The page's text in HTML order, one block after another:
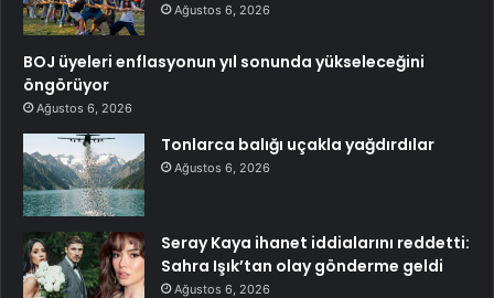
Ağustos 6, 2026
BOJ üyeleri enflasyonun yıl sonunda yükseleceğini
öngörüyor
Ağustos 6, 2026
Tonlarca balığı uçakla yağdırdılar
Ağustos 6, 2026
Seray Kaya ihanet iddialarını reddetti:
Sahra Işık’tan olay gönderme geldi
Ağustos 6, 2026